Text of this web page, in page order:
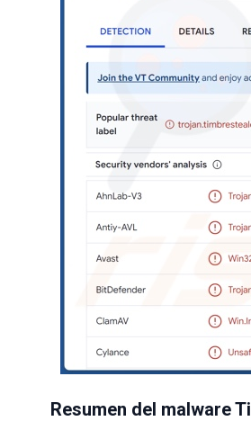
Resumen del malware